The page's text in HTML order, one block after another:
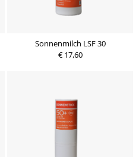
Sonnenmilch LSF 30
€ 17,60